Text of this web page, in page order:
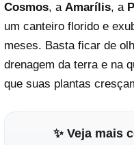
Cosmos, a Amarílis, a
um canteiro florido e
meses. Basta ficar de
drenagem da terra e na
que suas plantas
✨ Veja mais